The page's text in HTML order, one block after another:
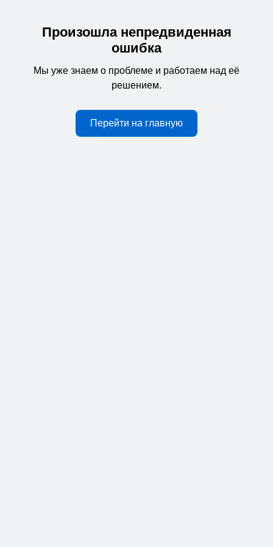
Произошла непредвиденная
ошибка
Мы уже знаем о проблеме и работаем над её
решением.
Перейти на главную